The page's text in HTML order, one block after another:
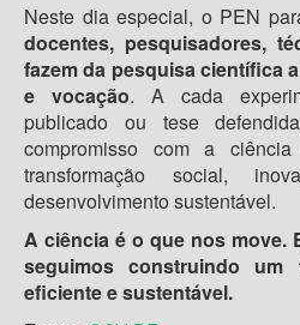
Neste dia especial, o PEN
docentes, pesquisadores,
fazem da pesquisa científica
e vocação. A cada
publicado ou tese
compromisso com a
transformação social,
desenvolvimento sustentável.
A ciência é o que nos move.
seguimos construindo um
eficiente e sustentável.